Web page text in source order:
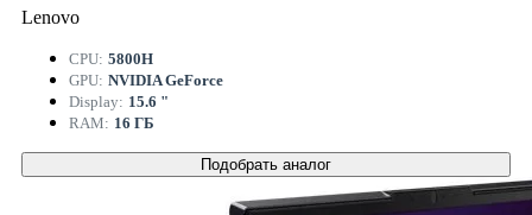
Lenovo
CPU: 5800H
GPU: NVIDIA GeForce
Display: 15.6 "
RAM: 16 ГБ
Подобрать аналог